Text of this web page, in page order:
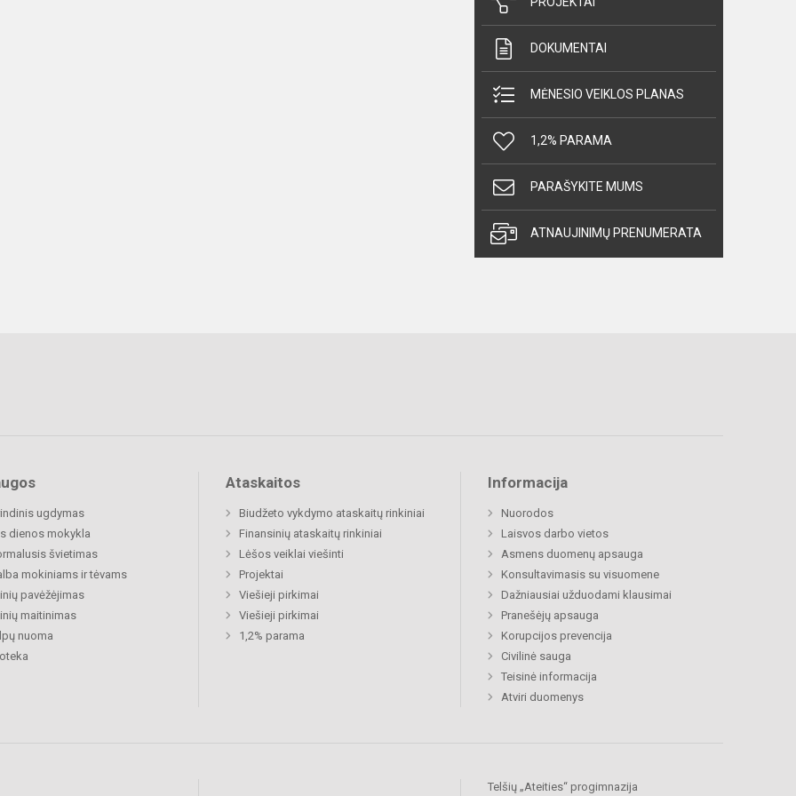
DOKUMENTAI
MĖNESIO VEIKLOS PLANAS
1,2% PARAMA
PARAŠYKITE MUMS
ATNAUJINIMŲ PRENUMERATA
ugdymas
dienos mokykla
švietimas
mokiniams ir tėvams
pavėžėjimas
maitinimas
nuoma
Ataskaitos
Biudžeto vykdymo ataskaitų rinkiniai
Finansinių ataskaitų rinkiniai
Lėšos veiklai viešinti
Projektai
Viešieji pirkimai
Viešieji pirkimai
1,2% parama
Informacija
Nuorodos
Laisvos darbo vietos
Asmens duomenų apsauga
Konsultavimasis su visuomene
Dažniausiai užduodami klausimai
Pranešėjų apsauga
Korupcijos prevencija
Civilinė sauga
Teisinė informacija
Atviri duomenys
Telšių „Ateities“ progimnazija